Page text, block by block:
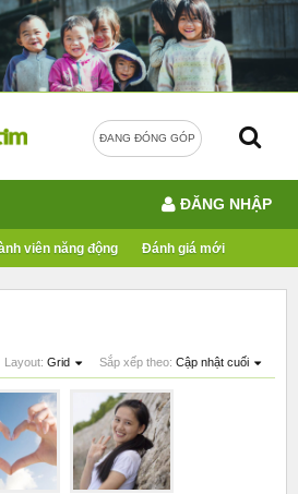
ĐANG ĐÓNG GÓP
viên năng động Đánh giá mới
ĐĂNG NHẬP
Layout: Grid Sắp xếp theo: Cập nhật cuối